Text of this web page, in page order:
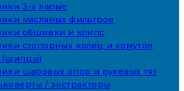
3-х лапые
масляных фильтров
обшивки и клипс
стопорных колец и хомутов
шаровых опор и рулевых тяг
/ экстракторы